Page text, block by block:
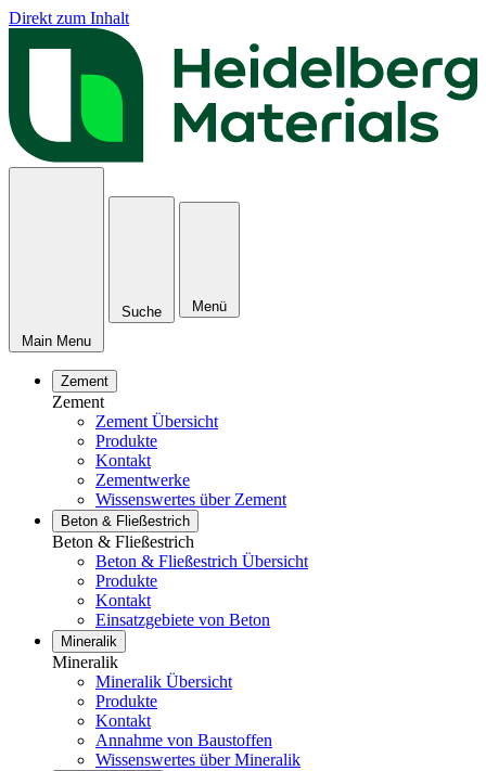
Direkt zum Inhalt
Main Menu
Suche Menü
Zement
Zement
Zement Übersicht
Produkte
Kontakt
Zementwerke
Wissenswertes über Zement
Beton & Fließestrich
Beton & Fließestrich
Beton & Fließestrich Übersicht
Produkte
Kontakt
Einsatzgebiete von Beton
Mineralik
Mineralik
Mineralik Übersicht
Produkte
Kontakt
Annahme von Baustoffen
Wissenswertes über Mineralik